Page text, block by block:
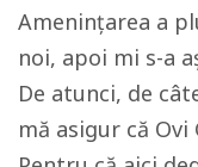
Amenințarea a
noi, apoi mi s-a
De atunci, de
mă asigur că